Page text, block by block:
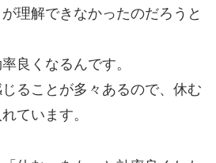
理解できなかったのだろうと
良くなるんです。
ることが多々あるので、休む
ています。